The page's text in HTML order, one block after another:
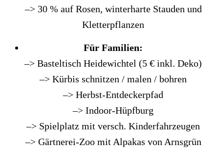
–> 30 % auf Rosen, winterharte Stauden und
Kletterpflanzen
Für Familien:
–> Basteltisch Heidewichtel (5 € inkl. Deko)
–> Kürbis schnitzen / malen / bohren
–> Herbst-Entdeckerpfad
–> Indoor-Hüpfburg
–> Spielplatz mit versch. Kinderfahrzeugen
–> Gärtnerei-Zoo mit Alpakas von Arnsgrün